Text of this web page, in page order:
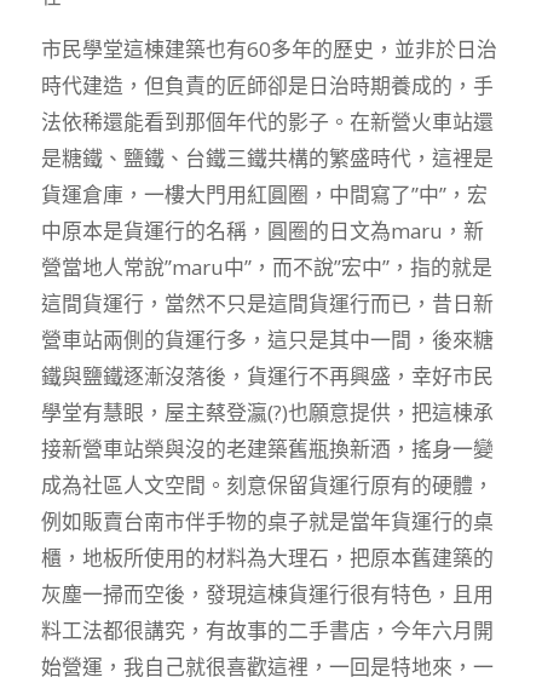
市民學堂這棟建築也有60多年的歷史，並非於日治
時代建造，但負責的匠師卻是日治時期養成的，手
法依稀還能看到那個年代的影子。在新營火車站還
是糖鐵、鹽鐵、台鐵三鐵共構的繁盛時代，這裡是
貨運倉庫，一樓大門用紅圓圈，中間寫了”中”，宏
中原本是貨運行的名稱，圓圈的日文為maru，新
營當地人常說”maru中”，而不說”宏中”，指的就是
這間貨運行，當然不只是這間貨運行而已，昔日新
營車站兩側的貨運行多，這只是其中一間，後來糖
鐵與鹽鐵逐漸沒落後，貨運行不再興盛，幸好市民
學堂有慧眼，屋主蔡登瀛(?)也願意提供，把這棟承
接新營車站榮與沒的老建築舊瓶換新酒，搖身一變
成為社區人文空間。刻意保留貨運行原有的硬體，
例如販賣台南市伴手物的桌子就是當年貨運行的桌
櫃，地板所使用的材料為大理石，把原本舊建築的
灰塵一掃而空後，發現這棟貨運行很有特色，且用
料工法都很講究，有故事的二手書店，今年六月開
始營運，我自己就很喜歡這裡，一回是特地來，一